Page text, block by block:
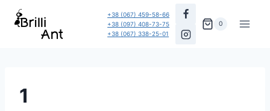
Перейти
+38 (067) 459-58-66
+38 (097) 408-73-75
+38 (067) 338-25-01
0
1